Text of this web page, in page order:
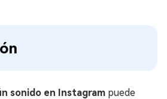
sonido en Instagram puede